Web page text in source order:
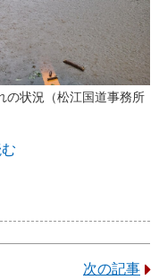
の状況（松江国道事務所
次の記事